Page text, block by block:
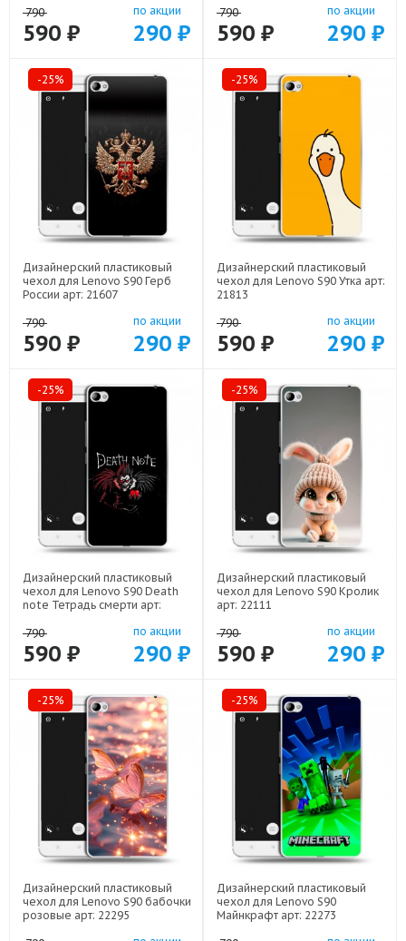
790
590 ₽
по акции
290 ₽
790
590 ₽
по акции
290 ₽
-25%
Дизайнерский пластиковый
чехол для Lenovo S90 Герб
России арт: 21607
790
590 ₽
по акции
290 ₽
-25%
Дизайнерский пластиковый
чехол для Lenovo S90 Утка арт:
21813
790
590 ₽
по акции
290 ₽
-25%
Дизайнерский пластиковый
чехол для Lenovo S90 Death
note Тетрадь смерти арт:
790
590 ₽
по акции
290 ₽
-25%
Дизайнерский пластиковый
чехол для Lenovo S90 Кролик
арт: 22111
790
590 ₽
по акции
290 ₽
-25%
Дизайнерский пластиковый
чехол для Lenovo S90 бабочки
розовые арт: 22295
-25%
Дизайнерский пластиковый
чехол для Lenovo S90
Майнкрафт арт: 22273